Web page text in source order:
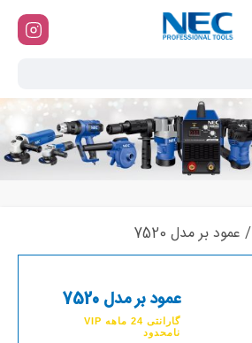
/ عمود بر مدل 7520
عمود بر مدل 7520
گارانتی 24 ماهه VIP
نامحدود